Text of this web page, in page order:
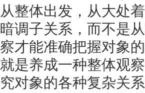
从整体出发，从大处
暗调子关系，而不是
察才能准确把握对象
就是养成一种整体观
究对象的各种复杂关